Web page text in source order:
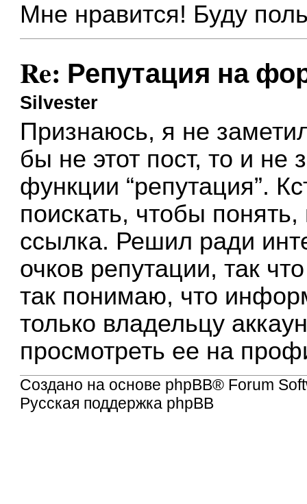
Мне нравится! Буду
Re: Репутация на
Silvester
Признаюсь, я не
бы не этот пост, то и не
функции “репутация”.
поискать, чтобы
ссылка. Решил ради
очков репутации, так
так понимаю, что
только владельцу
просмотреть ее на
Создано на основе phpBB® Forum
Русская поддержка phpBB